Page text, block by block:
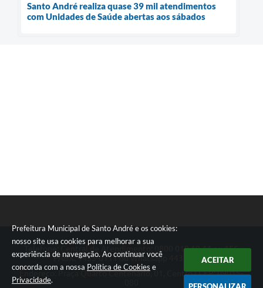
Prefeitura Municipal de Santo André e os cookies:
nosso site usa cookies para melhorar a sua
experiência de navegação. Ao continuar você
concorda com a nossa Política de Cookies e
Privacidade.
ACEITAR
Santo André realiza quase 39 mil atendimentos
com Unidades de Saúde abertas aos sábados
Telefone: Central de Atendimento: 0800 019 19 44 ou 156
PABX: 4433-0111 ou Whatsapp 4433-0123
Endereço: Praça Quarto Centenário, 01, Centro | CEP: 09015-